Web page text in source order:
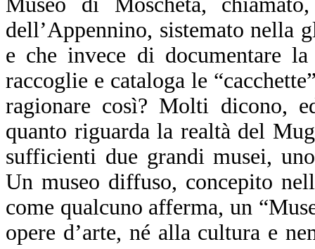
dell’Appennino, sistemato nella
e che invece di documentare
raccoglie e cataloga le
ragionare così? Molti dicono,
quanto riguarda la realtà del
sufficienti due grandi musei,
Un museo diffuso, concepito
come qualcuno afferma, un
opere d’arte, né alla cultura e